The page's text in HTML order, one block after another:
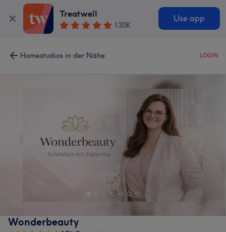
Treatwell
130K
Use app
Homestudios in der Nähe LOGIN
Wonderbeauty